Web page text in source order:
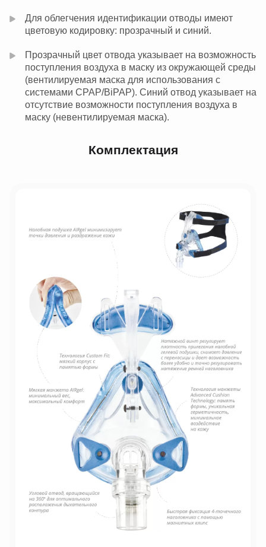
Для облегчения идентификации отводы имеют
цветовую кодировку: прозрачный и синий.
Прозрачный цвет отвода указывает на возможность
поступления воздуха в маску из окружающей среды
(вентилируемая маска для использования с
системами CPAP/BiPAP). Синий отвод указывает на
отсутствие возможности поступления воздуха в
маску (невентилируемая маска).
Комплектация